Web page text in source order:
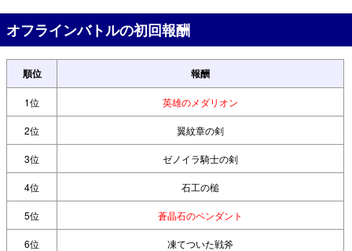
オフラインバトルの初回報酬
順位 報酬
1位 英雄のメダリオン
2位 翼紋章の剣
3位 ゼノイラ騎士の剣
4位 石工の槌
5位 蒼晶石のペンダント
6位 凍てついた戦斧